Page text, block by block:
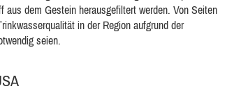
dem Gestein herausgefiltert werden. Von Seiten
in der Region aufgrund der
seien.